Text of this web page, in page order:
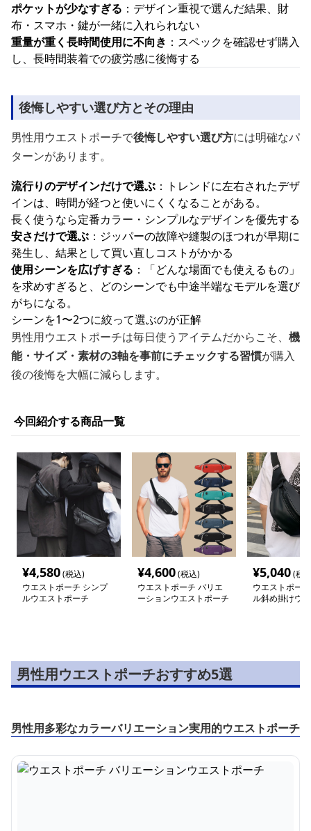
ポケットが少なすぎる ：デザイン重視で選んだ結果、財
布・スマホ・鍵が一緒に入れられない
重量が重く長時間使用に不向き ：スペックを確認せず購入
し、長時間装着での疲労感に後悔する
後悔しやすい選び方とその理由
男性用ウエストポーチで後悔しやすい選び方には明確なパ
ターンがあります。
流行りのデザインだけで選ぶ ：トレンドに左右されたデザ
インは、時間が経つと使いにくくなることがある。
長く使うなら定番カラー・シンプルなデザインを優先する
安さだけで選ぶ ：ジッパーの故障や縫製のほつれが早期に
発生し、結果として買い直しコストがかかる
使用シーンを広げすぎる ：「どんな場面でも使えるもの」
を求めすぎると、どのシーンでも中途半端なモデルを選び
がちになる。
シーンを1〜2つに絞って選ぶのが正解
男性用ウエストポーチは毎日使うアイテムだからこそ、 機
能・サイズ・素材の3軸を事前にチェックする習慣が購入
後の後悔を大幅に減らします。
今回紹介する商品一覧
¥4,580(税込)
ウエストポーチ シンプ
ルウエストポーチ
¥4,600(税込)
ウエストポーチ バリエ
ーションウエストポーチ
¥5,040(税
ウエストポー
ル斜め掛けウ
男性用ウエストポーチおすすめ5選
男性用多彩なカラーバリエーション実用的ウエストポーチ